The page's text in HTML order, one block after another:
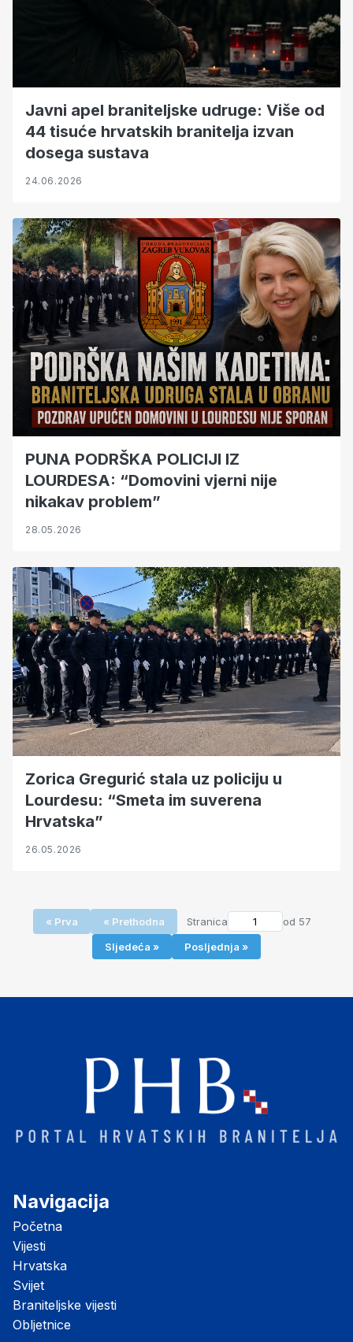
Javni apel braniteljske udruge: Više od
44 tisuće hrvatskih branitelja izvan
dosega sustava
24.06.2026
PUNA PODRŠKA POLICIJI IZ
LOURDESA: “Domovini vjerni nije
nikakav problem”
28.05.2026
Zorica Gregurić stala uz policiju u
Lourdesu: “Smeta im suverena
Hrvatska”
26.05.2026
« Prva « Prethodna Stranica
od 57
Sljedeća »
Posljednja »
Navigacija
Početna
Vijesti
Hrvatska
Svijet
Braniteljske vijesti
Obljetnice